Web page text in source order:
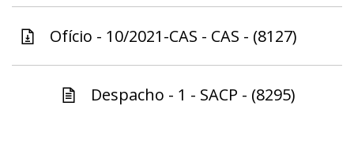
Ofício - 10/2021-CAS - CAS - (8127)
Despacho - 1 - SACP - (8295)